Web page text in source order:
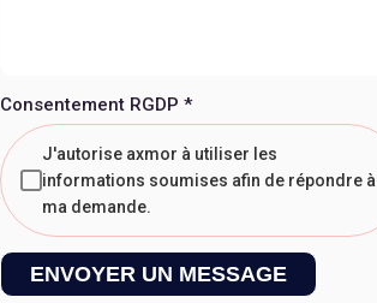
Consentement RGDP*
J'autorise axmor à utiliser les
informations soumises afin de répondre à
ma demande.
ENVOYER UN MESSAGE